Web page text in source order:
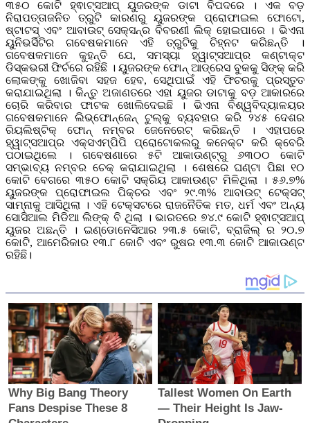
୩୫୦ କୋଟି ହ୍ଵାଟ୍ସଆପ୍ ୟୁଜରଙ୍କ ଡାଟା ବିପଦରେ । ଏକ ବଡ଼
ନିରାପତ୍ତାଜନିତ ତ୍ରୁଟି କାରଣରୁ ୟୁଜରଙ୍କ ପ୍ରୋଫାଇଲ ଫୋଟୋ,
ଷ୍ଟାଟସ୍ ଏବଂ ଆବାଉଟ୍ ସେକ୍ସନ୍‌ର ବିବରଣୀ ଲିକ୍ ହୋଇପାରେ । ଭିଏନା
ୟୁନିଭର୍ସିଟିର ଗବେଷକମାନେ ଏହି ତ୍ରୁଟିକୁ ଚିହ୍ନଟ କରିଛନ୍ତି ।
ଗବେଷକମାନେ କୁହନ୍ତି ଯେ, ସମସ୍ୟା ହ୍ୱାଟ୍‌ସଆପ୍‌ର କଣ୍ଟାକ୍ଟ
ଡିସ୍କଭରୀ ଫିର୍ଚରେ ରହିଛି । ୟୁଜରଙ୍କ ଫୋନ୍ ଆଡ୍ରେସ ବୁକକୁ ସିଙ୍କ୍ କରି
ଲୋକଙ୍କୁ ଖୋଜିବା ସହଜ ହେବ, ସେଥିପାଇଁ ଏହି ଫିଚରକୁ ପ୍ରସ୍ତୁତ
କରାଯାଇଥିଲା । କିନ୍ତୁ ଅଜାଣତରେ ଏହା ୟୁଜର ଡାଟାକୁ ବଡ଼ ଆକାରରେ
ଚୋରି କରିବାର ଫାଟକ ଖୋଲିଦେଇଛି । ଭିଏନା ବିଶ୍ୱବିଦ୍ୟାଳୟର
ଗବେଷକମାନେ ଲିଭ୍‌ଫୋନ୍‌ଜେନ୍ ଟୁଲ୍‌କୁ ବ୍ୟବହାର କରି ୨୪୫ ଦେଶର
ରିୟଲିଷ୍ଟିକ୍ ଫୋନ୍ ନମ୍ବର ଜେନେରେଟ୍ କରିଛନ୍ତି । ଏହାପରେ
ହ୍ୱାଟ୍‌ସଆପ୍‌ର ଏକ୍ସଏମ୍‌ପିପି ପ୍ରୋଟୋକଲରୁ କନେକ୍ଟ କରି କ୍ବେରି
ପଠାଇଥିଲେ । ଗବେଷଣାରେ ୫ଟି ଆକାଉଣ୍ଟ୍‌ରୁ ୬୩୦୦ କୋଟି
ସମ୍ଭାବ୍ୟ ନମ୍ବର ଚେକ୍ କରାଯାଇଥିଲା । ଶେଷରେ ଘଣ୍ଟା ପିଛା ୧୦
କୋଟି ବେଗରେ ୩୫୦ କୋଟି ସକ୍ରିୟ ଆକାଉଣ୍ଟ ମିଳିଥିଲା । ୫୬.୭%
ୟୁଜରଙ୍କ ପ୍ରୋଫାଇଲ ପିକ୍ଚର ଏବଂ ୨୯.୩% ଆବାଉଟ୍ ଟେକ୍ସଟ୍
ସାମ୍ନାକୁ ଆସିଥିଲା । ଏହି ଟେକ୍ସଟରେ ରାଜନୈତିକ ମତ, ଧର୍ମ ଏବଂ ଅନ୍ୟ
ସୋସିଆଲ ମିଡିଆ ଲିଙ୍କ୍ ବି ଥିଲା । ଭାରତରେ ୭୪.୯ କୋଟି ହ୍ଵାଟ୍ସଆପ୍
ୟୁଜର ଅଛନ୍ତି । ଇଣ୍ଡୋନେସିଆର ୨୩.୫ କୋଟି, ବ୍ରାଜିଲ୍ ର ୨୦.୭
କୋଟି, ଆମେରିକାର ୧୩.୮ କୋଟି ଏବଂ ରୁଷର ୧୩.୩ କୋଟି ଆକାଉଣ୍ଟ
ରହିଛି।